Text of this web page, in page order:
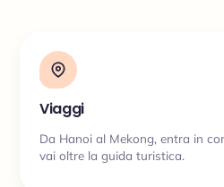
Viaggi
Da Hanoi al Mekong, entra in
vai oltre la guida turistica.